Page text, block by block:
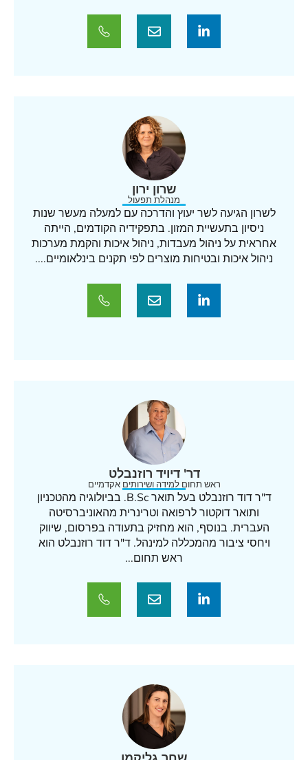
שרון ירון
מנהלת תפעול
לשרון הגיעה לשר יעוץ והדרכה עם למעלה מעשר שנות
ניסיון בתעשיית המזון. בתפקידיה הקודמים, הייתה
אחראית על ניהול מעבדות, ניהול איכות והקמת מערכות
ניהול איכות ובטיחות מוצרים לפי תקנים בינלאומיים....
דר' דיויד רוזנבלט
ראש תחום למידה ושירותים אקדמיים
ד"ר דוד רוזנבלט בעל תואר B.Sc. בביולוגיה מהטכניון
ותואר דוקטור לרפואה וטרינרית מהאוניברסיטה
העברית. בנוסף, הוא מחזיק בתעודה בפרסום, שיווק
ויחסי ציבור מהמכללה למינהל. ד"ר דוד רוזנבלט הוא
ראש תחום...